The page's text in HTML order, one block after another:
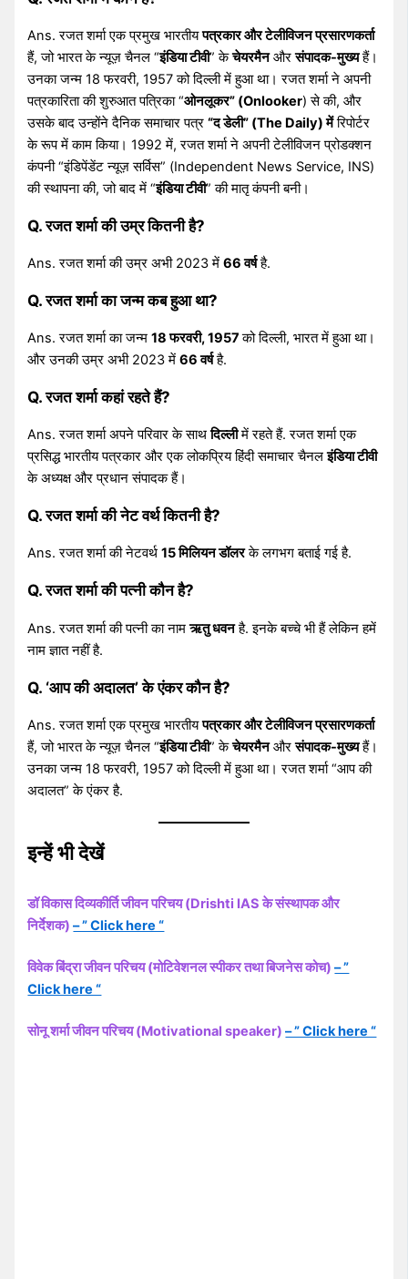
Ans. रजत शर्मा एक प्रमुख भारतीयपत्रकार और टेलीविजन प्रसारणकर्ता
हैं, जो भारत के न्यूज़ चैनल “इंडिया टीवी” केचेयरमैनऔरसंपादक-मुख्यहैं।
उनका जन्म 18 फरवरी, 1957 को दिल्ली में हुआ था। रजत शर्मा ने अपनी
पत्रकारिता की शुरुआत पत्रिका “ओनलूकर” (Onlooker) से की, और
उसके बाद उन्होंने दैनिक समाचार पत्र“द डेली” (The Daily) मेंरिपोर्टर
के रूप में काम किया। 1992 में, रजत शर्मा ने अपनी टेलीविजन प्रोडक्शन
कंपनी “इंडिपेंडेंट न्यूज़ सर्विस” (Independent News Service, INS)
की स्थापना की, जो बाद में “इंडिया टीवी” की मातृ कंपनी बनी।
Q. रजत शर्मा की उम्र कितनी है?
Ans. रजत शर्मा की उम्र अभी 2023 में66 वर्षहै.
Q. रजत शर्मा का जन्म कब हुआ था?
Ans. रजत शर्मा का जन्म18 फरवरी, 1957को दिल्ली, भारत में हुआ था।
और उनकी उम्र अभी 2023 में66 वर्षहै.
Q. रजत शर्मा कहां रहते हैं?
Ans. रजत शर्मा अपने परिवार के साथदिल्लीमें रहते हैं. रजत शर्मा एक
प्रसिद्ध भारतीय पत्रकार और एक लोकप्रिय हिंदी समाचार चैनलइंडिया टीवी
के अध्यक्ष और प्रधान संपादक हैं।
Q. रजत शर्मा की नेट वर्थ कितनी है?
Ans. रजत शर्मा की नेटवर्थ15 मिलियन डॉलरके लगभग बताई गई है.
Q. रजत शर्मा की पत्नी कौन है?
Ans. रजत शर्मा की पत्नी का नामऋतु धवनहै. इनके बच्चे भी हैं लेकिन हमें
नाम ज्ञात नहीं है.
Q. ‘आप की अदालत’ के एंकर कौन है?
Ans. रजत शर्मा एक प्रमुख भारतीयपत्रकार और टेलीविजन प्रसारणकर्ता
हैं, जो भारत के न्यूज़ चैनल “इंडिया टीवी” केचेयरमैनऔरसंपादक-मुख्यहैं।
उनका जन्म 18 फरवरी, 1957 को दिल्ली में हुआ था। रजत शर्मा “आप की
अदालत” के एंकर है.
इन्हें भी देखें
डॉ विकास दिव्यकीर्ति जीवन परिचय (Drishti IAS के संस्थापक और
निर्देशक)– ” Click here “
विवेक बिंद्रा जीवन परिचय (मोटिवेशनल स्पीकर तथा बिजनेस कोच)– ”
Click here “
सोनू शर्मा जीवन परिचय (Motivational speaker)– ” Click here “